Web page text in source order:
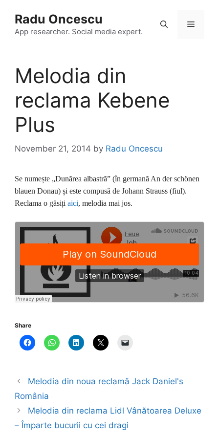
content
Radu Oncescu
App researcher. Social media expert.
Menu
Melodia din
reclama Kebene
Plus
November 21, 2014 by Radu Oncescu
Se numește „Dunărea albastră” (în germană An der schönen
blauen Donau) și este compusă de Johann Strauss (fiul).
Reclama o găsiți aici, melodia mai jos.
Share
Melodia din noua reclamă Jack Daniel's
România
Melodia din reclama Lidl Vânătoarea Deluxe
– Împarte bucurii cu cei dragi